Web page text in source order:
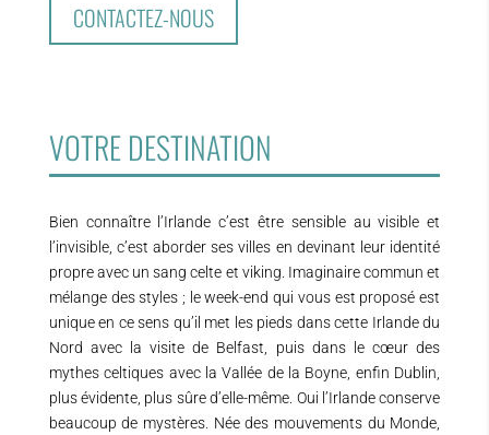
CONTACTEZ-NOUS
VOTRE DESTINATION
Bien connaître l’Irlande c’est être sensible au visible et
l’invisible, c’est aborder ses villes en devinant leur identité
propre avec un sang celte et viking. Imaginaire commun et
mélange des styles ; le week-end qui vous est proposé est
unique en ce sens qu’il met les pieds dans cette Irlande du
Nord avec la visite de Belfast, puis dans le cœur des
mythes celtiques avec la Vallée de la Boyne, enfin Dublin,
plus évidente, plus sûre d’elle-même. Oui l’Irlande conserve
beaucoup de mystères. Née des mouvements du Monde,